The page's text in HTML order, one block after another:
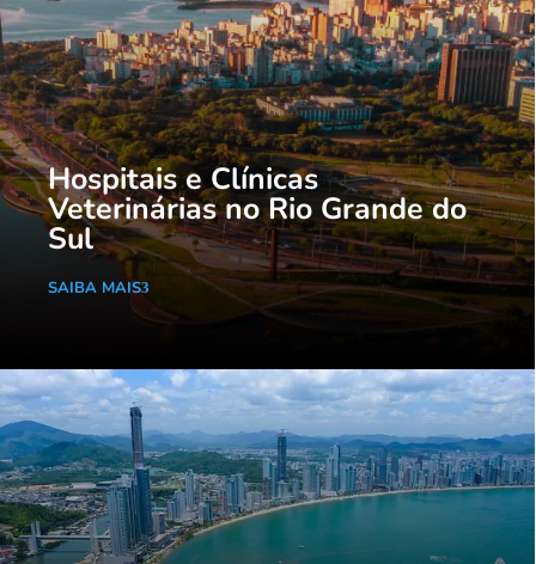
Hospitais e Clínicas
Veterinárias no Rio Grande do
Sul
SAIBA MAIS